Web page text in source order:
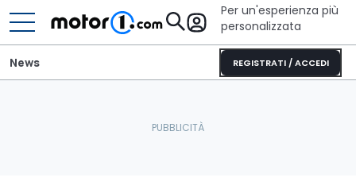
Per un'esperienza più
personalizzata
REGISTRATI / ACCEDI
News